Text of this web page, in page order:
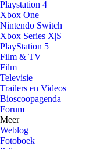
Playstation 4
Xbox One
Nintendo Switch
Xbox Series X|S
PlayStation 5
Film & TV
Film
Televisie
Trailers en Videos
Bioscoopagenda
Forum
Meer
Weblog
Fotoboek